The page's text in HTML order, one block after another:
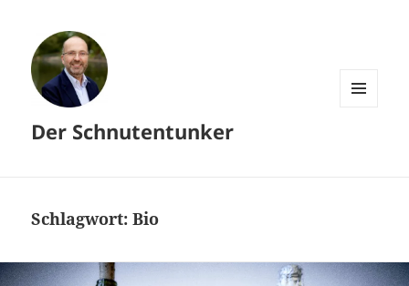
Der Schnutentunker
Schlagwort:Bio